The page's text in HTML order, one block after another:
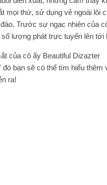
mọi thứ, sử dụng vẻ ngoài lôi
Trước sự ngạc nhiên của
lượng phát trực tuyến lên tới
của cô ấy Beautiful Dizazter
bạn sẽ có thể tìm hiểu thêm
ra!